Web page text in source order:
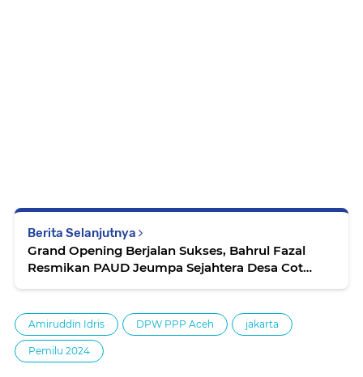
Berita Selanjutnya
Grand Opening Berjalan Sukses, Bahrul Fazal
Resmikan PAUD Jeumpa Sejahtera Desa Cot
Amiruddin Idris DPW PPP Aceh jakarta
Pemilu 2024